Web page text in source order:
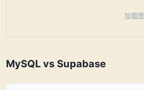
加载
MySQL vs Supabase